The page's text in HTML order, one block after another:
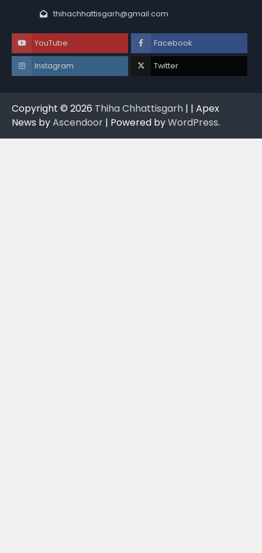
thihachhattisgarh@gmail.com
YouTube Facebook
Instagram Twitter
Copyright © 2026 Thiha Chhattisgarh | | Apex
News byAscendoor | Powered byWordPress.